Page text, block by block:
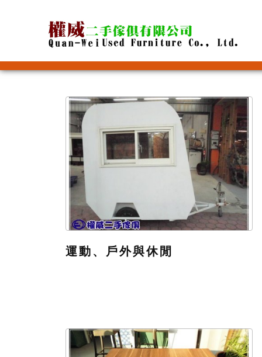
運動、戶外與休閒